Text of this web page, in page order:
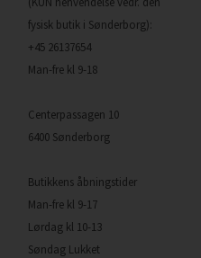
fysisk butik i Sønderborg):
+45 26137654
Man-fre kl 9-18
Centerpassagen 10
6400 Sønderborg
Butikkens åbningstider
Man-fre kl 9-17
Lørdag kl 10-13
Søndag Lukket